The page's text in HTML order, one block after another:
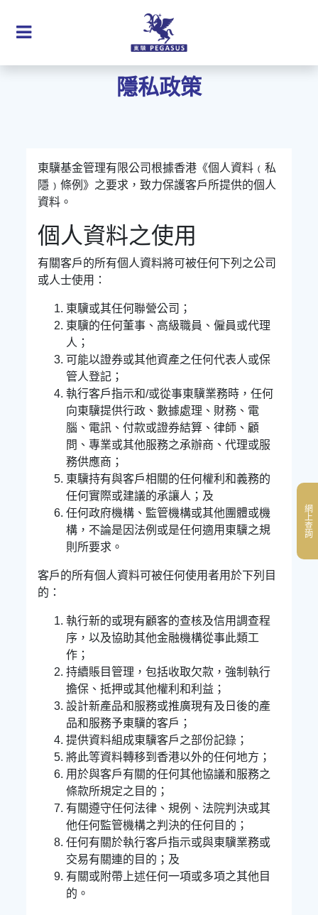
隱私政策
東驥基金管理有限公司根據香港《個人資料﹙私
隱﹚條例》之要求，致力保護客戶所提供的個人
資料。
個人資料之使用
有關客戶的所有個人資料將可被任何下列之公司
或人士使用：
東驥或其任何聯營公司；
東驥的任何董事、高級職員、僱員或代理
人；
可能以證券或其他資產之任何代表人或保
管人登記；
執行客戶指示和/或從事東驥業務時，任何
向東驥提供行政、數據處理、財務、電
腦、電訊、付款或證券結算、律師、顧
問、專業或其他服務之承辦商、代理或服
務供應商；
東驥持有與客戶相關的任何權利和義務的
任何實際或建議的承讓人；及
任何政府機構、監管機構或其他團體或機
構，不論是因法例或是任何適用東驥之規
則所要求。
客戶的所有個人資料可被任何使用者用於下列目
的：
執行新的或現有顧客的查核及信用調查程
序，以及協助其他金融機構從事此類工
作；
持續賬目管理，包括收取欠款，強制執行
擔保、抵押或其他權利和利益；
設計新產品和服務或推廣現有及日後的產
品和服務予東驥的客戶；
提供資料組成東驥客戶之部份記錄；
將此等資料轉移到香港以外的任何地方；
用於與客戶有關的任何其他協議和服務之
條款所規定之目的；
有關遵守任何法律、規例、法院判決或其
他任何監管機構之判決的任何目的；
任何有關於執行客戶指示或與東驥業務或
交易有關連的目的；及
有關或附帶上述任何一項或多項之其他目
的。
網上查詢